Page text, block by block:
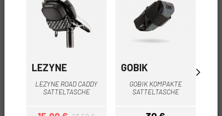
LEZYNE
LEZYNE ROAD CADDY
SATTELTASCHE
GOBIK
GOBIK KOMPAKTE
SATTELTASCHE